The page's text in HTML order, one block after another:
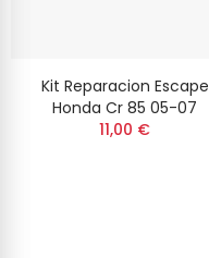
Kit Reparacion Escape
Honda Cr 85 05-07
11,00 €